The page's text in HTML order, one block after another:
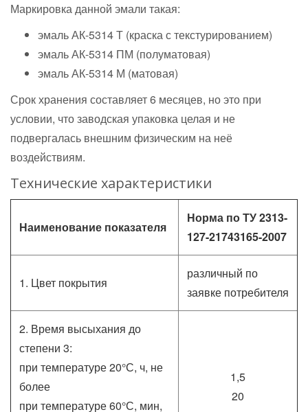
Маркировка данной эмали такая:
эмаль АК-5314 Т (краска с текстурированием)
эмаль АК-5314 ПМ (полуматовая)
эмаль АК-5314 М (матовая)
Срок хранения составляет 6 месяцев, но это при
условии, что заводская упаковка целая и не
подвергалась внешним физическим на неё
воздействиям.
Технические характеристики
Наименование показателя
Норма по ТУ 2313-
127-21743165-2007
1. Цвет покрытия
различный по
заявке потребителя
2. Время высыхания до
степени 3:
при температуре 20°С, ч, не
более
при температуре 60°С, мин,
1,5
20